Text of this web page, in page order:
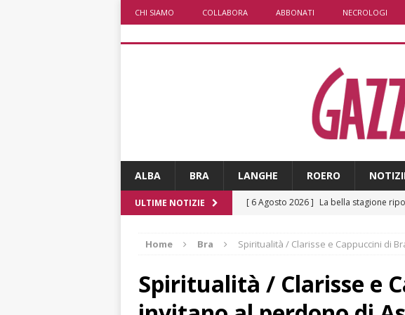
CHI SIAMO COLLABORA ABBONATI NECROLOGI
ALBA BRA LANGHE ROERO
ULTIME NOTIZIE [ 6 Agosto 2026 ] La bella stagione
[ 6 Agosto 2026 ] Piemonte punta
ALTRE NOTIZIE
Dimissioni in
Home Bra Spiritualità / Clarisse e Cappuccini di
Spiritualità / Clarisse e